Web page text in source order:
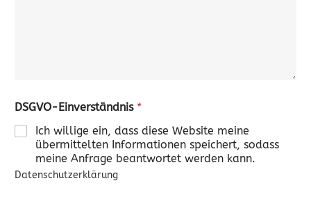
DSGVO-Einverständnis *
Ich willige ein, dass diese Website meine
übermittelten Informationen speichert, sodass
meine Anfrage beantwortet werden kann.
Datenschutzerklärung